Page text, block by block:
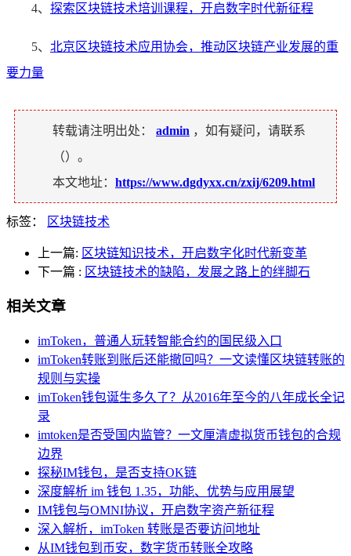
4、 探索区块链技术培训课程，开启数字时代新征程
5、 北京区块链技术应用协会，推动区块链产业发展的重
要力量
转载请注明出处： admin ，如有疑问，请联系
（）。
本文地址： https://www.dgdyxx.cn/zxij/6209.html
标签： 区块链技术
上一篇: 区块链知识技术，开启数字化时代新变革
下一篇 : 区块链技术的缺陷，发展之路上的绊脚石
相关文章
imToken，普通人玩转智能合约的国民级入口
imToken转账到账后还能撤回吗？一文读懂区块链转账的
规则与实操
imToken钱包诞生多久了？从2016年至今的八年成长全记
录
imtoken是否受国内监管？一文厘清虚拟货币钱包的合规
边界
探秘IM钱包，是否支持OK链
深度解析 im 钱包 1.35，功能、优势与应用展望
IM钱包与OMNI协议，开启数字资产新征程
深入解析，imToken 转账是否要访问地址
从IM钱包到币安，数字货币转账全攻略